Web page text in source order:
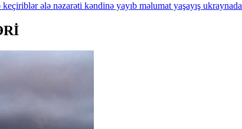
keçiriblərələ nəzarəti kəndinə yayıb məlumat yaşayış ukraynada